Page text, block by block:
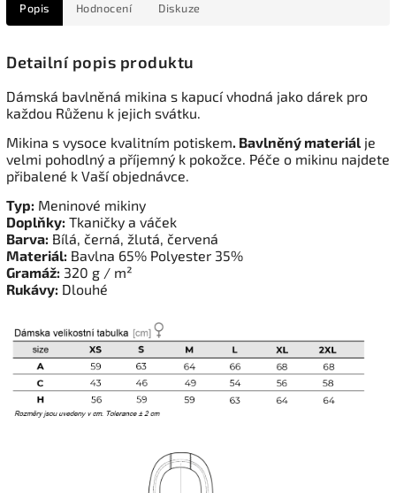
Popis Hodnocení Diskuze
Detailní popis produktu
Dámská bavlněná mikina s kapucí vhodná jako dárek pro
každou Růženu k jejich svátku.
Mikina s vysoce kvalitním potiskem. Bavlněný materiál je
velmi pohodlný a příjemný k pokožce. Péče o mikinu najdete
přibalené k Vaší objednávce.
Typ: Meninové mikiny
Doplňky: Tkaničky a váček
Barva: Bílá, černá, žlutá, červená
Materiál: Bavlna 65% Polyester 35%
Gramáž: 320 g / m²
Rukávy: Dlouhé